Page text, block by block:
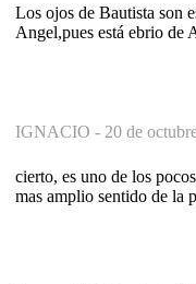
Los ojos de Bautista son
Angel,pues está ebrio de
IGNACIO - 20 de
cierto, es uno de los
mas amplio sentido de la